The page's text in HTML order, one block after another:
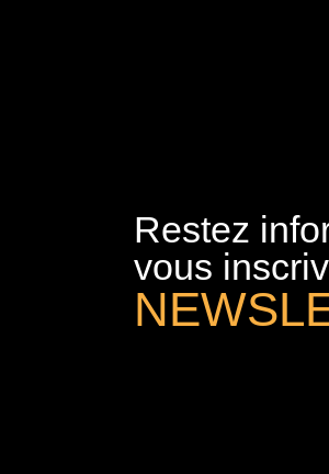
Restez
vous